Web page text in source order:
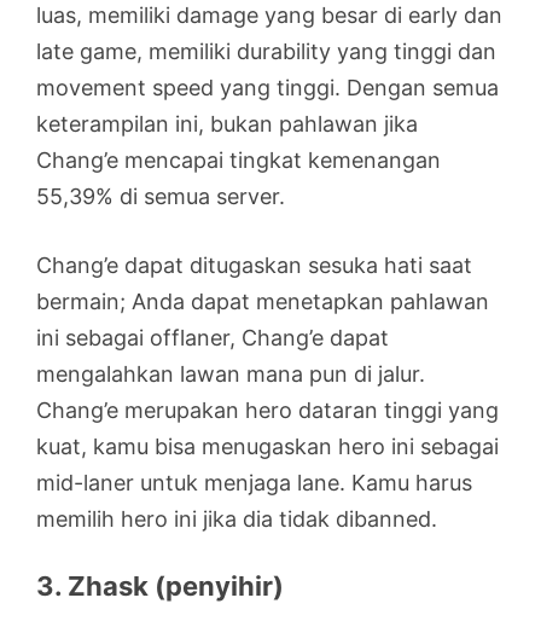
luas, memiliki damage yang besar di early dan
late game, memiliki durability yang tinggi dan
movement speed yang tinggi. Dengan semua
keterampilan ini, bukan pahlawan jika
Chang’e mencapai tingkat kemenangan
55,39% di semua server.
Chang’e dapat ditugaskan sesuka hati saat
bermain; Anda dapat menetapkan pahlawan
ini sebagai offlaner, Chang’e dapat
mengalahkan lawan mana pun di jalur.
Chang’e merupakan hero dataran tinggi yang
kuat, kamu bisa menugaskan hero ini sebagai
mid-laner untuk menjaga lane. Kamu harus
memilih hero ini jika dia tidak dibanned.
3. Zhask (penyihir)